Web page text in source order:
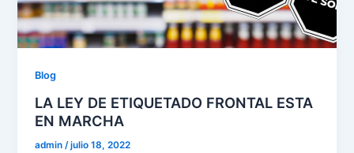
Blog
LA LEY DE ETIQUETADO FRONTAL ESTA
EN MARCHA
admin /julio 18, 2022